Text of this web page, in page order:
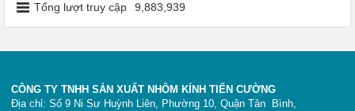
Tổng lượt truy cập
9,883,939
CÔNG TY TNHH SẢN XUẤT NHÔM KÍNH TIẾN CƯỜNG
Địa chỉ: Số 9 Ni Sư Huỳnh Liên, Phường 10, Quận Tân Bình,